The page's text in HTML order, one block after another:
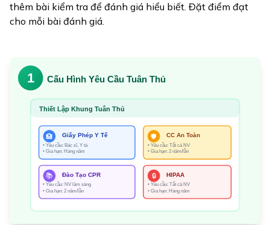
thêm bài kiểm tra để đánh giá hiểu biết. Đặt điểm đạt
cho mỗi bài đánh giá.